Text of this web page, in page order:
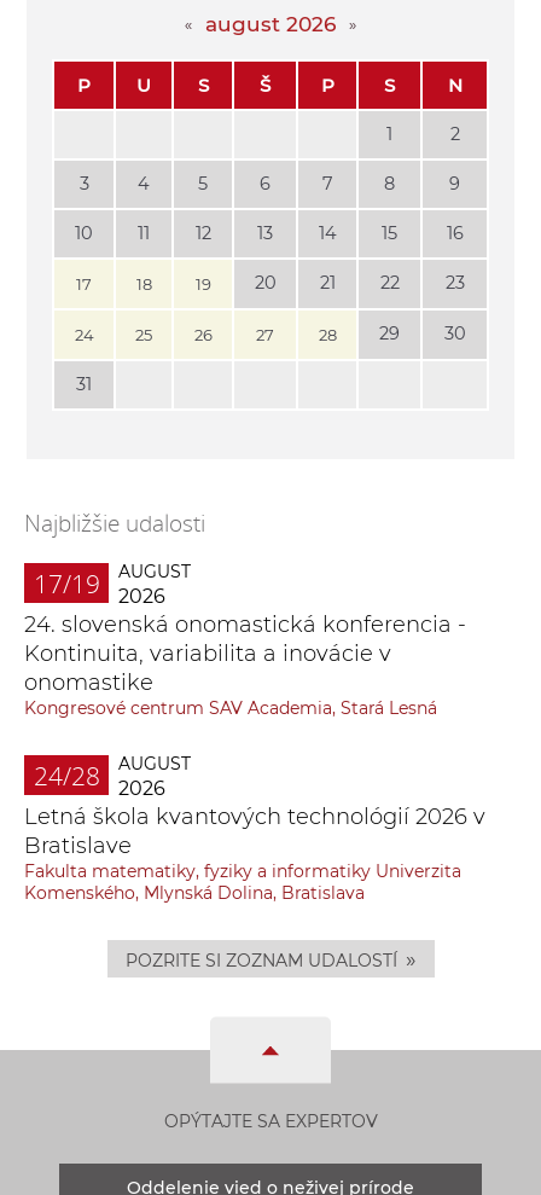
august 2026
P U S Š P S N
1 2
3 4 5 6 7 8 9
10 11 12 13 14 15 16
17 18 19 20 21 22 23
24 25 26 27 28 29 30
31
Najbližšie udalosti
17/19 AUGUST
2026
24. slovenská onomastická konferencia -
Kontinuita, variabilita a inovácie v
onomastike
Kongresové centrum SAV Academia, Stará Lesná
24/28 AUGUST
2026
Letná škola kvantových technológií 2026 v
Bratislave
Fakulta matematiky, fyziky a informatiky Univerzita
Komenského, Mlynská Dolina, Bratislava
POZRITE SI ZOZNAM UDALOSTÍ »
OPÝTAJTE SA EXPERTOV
Oddelenie vied o neživej prírode